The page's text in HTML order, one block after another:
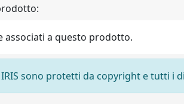
associati a questo prodotto.
sono protetti da copyright e tutti i